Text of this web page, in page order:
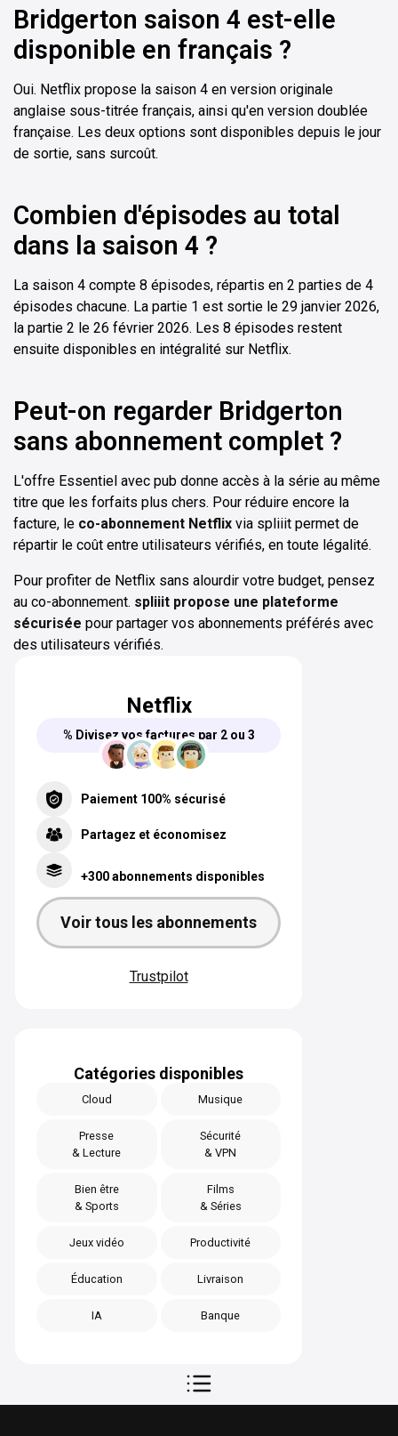
Bridgerton saison 4 est-elle
disponible en français ?
Oui. Netflix propose la saison 4 en version originale
anglaise sous-titrée français, ainsi qu'en version doublée
française. Les deux options sont disponibles depuis le jour
de sortie, sans surcoût.
Combien d'épisodes au total
dans la saison 4 ?
La saison 4 compte 8 épisodes, répartis en 2 parties de 4
épisodes chacune. La partie 1 est sortie le 29 janvier 2026,
la partie 2 le 26 février 2026. Les 8 épisodes restent
ensuite disponibles en intégralité sur Netflix.
Peut-on regarder Bridgerton
sans abonnement complet ?
L'offre Essentiel avec pub donne accès à la série au même
titre que les forfaits plus chers. Pour réduire encore la
facture, le co-abonnement Netflix via spliiit permet de
répartir le coût entre utilisateurs vérifiés, en toute légalité.
Pour profiter de Netflix sans alourdir votre budget, pensez
au co-abonnement. spliiit propose une plateforme
sécurisée pour partager vos abonnements préférés avec
des utilisateurs vérifiés.
Netflix
% Divisez vos factures par 2 ou 3
Paiement 100% sécurisé
Partagez et économisez
+300 abonnements disponibles
Voir tous les abonnements
Trustpilot
Catégories disponibles
Cloud Musique
Presse
& Lecture
Sécurité
& VPN
Bien être
& Sports
Films
& Séries
Jeux vidéo Productivité
Éducation Livraison
IA Banque